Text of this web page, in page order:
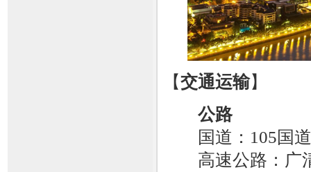
【交通运输】
公路
国道：105国道
高速公路：广清